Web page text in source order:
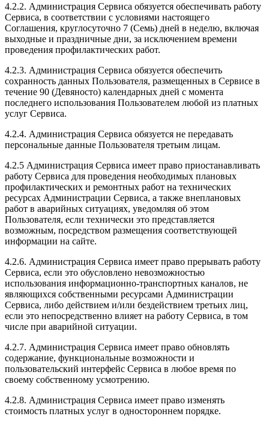
4.2.2. Администрация Сервиса обязуется обеспечивать работу
Сервиса, в соответствии с условиями настоящего
Соглашения, круглосуточно 7 (Семь) дней в неделю, включая
выходные и праздничные дни, за исключением времени
проведения профилактических работ.
4.2.3. Администрация Сервиса обязуется обеспечить
сохранность данных Пользователя, размещенных в Сервисе в
течение 90 (Девяносто) календарных дней с момента
последнего использования Пользователем любой из платных
услуг Сервиса.
4.2.4. Администрация Сервиса обязуется не передавать
персональные данные Пользователя третьим лицам.
4.2.5 Администрация Сервиса имеет право приостанавливать
работу Сервиса для проведения необходимых плановых
профилактических и ремонтных работ на технических
ресурсах Администрации Сервиса, а также внеплановых
работ в аварийных ситуациях, уведомляя об этом
Пользователя, если технически это представляется
возможным, посредством размещения соответствующей
информации на сайте.
4.2.6. Администрация Сервиса имеет право прерывать работу
Сервиса, если это обусловлено невозможностью
использования информационно-транспортных каналов, не
являющихся собственными ресурсами Администрации
Сервиса, либо действием и/или бездействием третьих лиц,
если это непосредственно влияет на работу Сервиса, в том
числе при аварийной ситуации.
4.2.7. Администрация Сервиса имеет право обновлять
содержание, функциональные возможности и
пользовательский интерфейс Сервиса в любое время по
своему собственному усмотрению.
4.2.8. Администрация Сервиса имеет право изменять
стоимость платных услуг в одностороннем порядке.